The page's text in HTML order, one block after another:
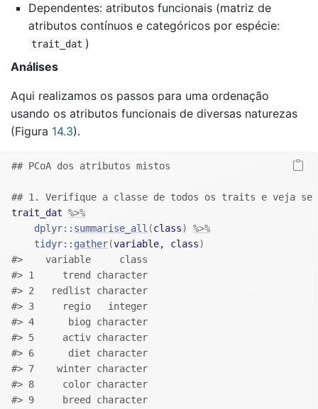
Dependentes: atributos funcionais (matriz de
atributos contínuos e categóricos por espécie:
trait_dat )
Análises
Aqui realizamos os passos para uma ordenação
usando os atributos funcionais de diversas naturezas
(Figura 14.3).
## PCoA dos atributos mistos
## 1. Verifique a classe de todos os traits e veja se
trait_dat %>%
dplyr:: summarise_all (class)
%>%
tidyr:: gather(variable, class)
#>    variable     class
#> 1     trend character
#> 2   redlist character
#> 3     regio   integer
#> 4      biog character
#> 5     activ character
#> 6      diet character
#> 7    winter character
#> 8     color character
#> 9     breed character